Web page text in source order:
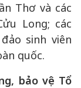
Thơ và các
Long; các
sinh viên
quốc.
bảo vệ Tổ